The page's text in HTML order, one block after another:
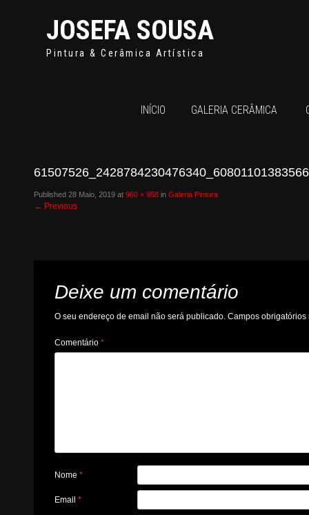
JOSEFA SOUSA
Pintura & Cerâmica Artística
INÍCIO GALERIA CERÂMICA
Published28 Maio, 2019 at960 × 958 inGaleria Pintura
← Previous
Deixe um comentário
O seu endereço de email não será publicado. Campos
Comentário*
Nome*
Email*